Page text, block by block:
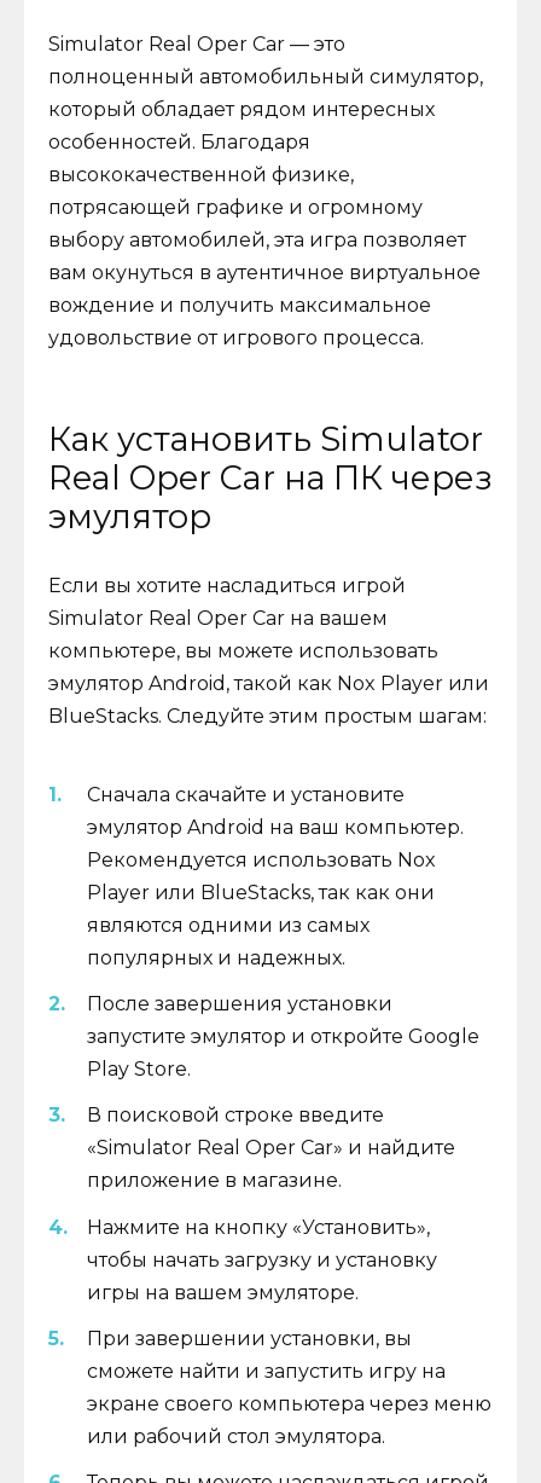
Simulator Real Oper Car — это
полноценный автомобильный симулятор,
который обладает рядом интересных
особенностей. Благодаря
высококачественной физике,
потрясающей графике и огромному
выбору автомобилей, эта игра позволяет
вам окунуться в аутентичное виртуальное
вождение и получить максимальное
удовольствие от игрового процесса.
Как установить Simulator
Real Oper Car на ПК через
эмулятор
Если вы хотите насладиться игрой
Simulator Real Oper Car на вашем
компьютере, вы можете использовать
эмулятор Android, такой как Nox Player или
BlueStacks. Следуйте этим простым шагам:
Сначала скачайте и установите
эмулятор Android на ваш компьютер.
Рекомендуется использовать Nox
Player или BlueStacks, так как они
являются одними из самых
популярных и надежных.
После завершения установки
запустите эмулятор и откройте Google
Play Store.
В поисковой строке введите
«Simulator Real Oper Car» и найдите
приложение в магазине.
Нажмите на кнопку «Установить»,
чтобы начать загрузку и установку
игры на вашем эмуляторе.
При завершении установки, вы
сможете найти и запустить игру на
экране своего компьютера через меню
или рабочий стол эмулятора.